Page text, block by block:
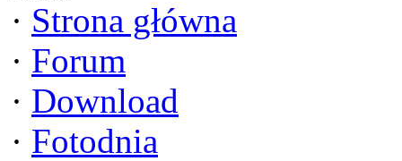
· Strona główna
· Forum
· Download
· Fotodnia